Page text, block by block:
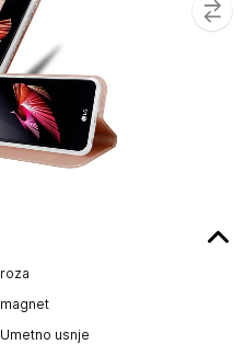
roza
magnet
Umetno usnje